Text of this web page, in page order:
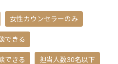
女性カウンセラーのみ
できる
できる 担当人数30名以下